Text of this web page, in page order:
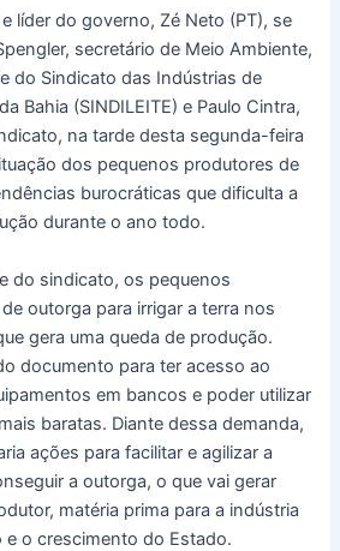
líder do governo, Zé Neto (PT), se
secretário de Meio Ambiente,
do Sindicato das Indústrias de
Bahia (SINDILEITE) e Paulo Cintra,
na tarde desta segunda-feira
dos pequenos produtores de
burocráticas que dificulta a
durante o ano todo.
do sindicato, os pequenos
outorga para irrigar a terra nos
gera uma queda de produção.
documento para ter acesso ao
em bancos e poder utilizar
baratas. Diante dessa demanda,
ações para facilitar e agilizar a
a outorga, o que vai gerar
matéria prima para a indústria
e o crescimento do Estado.